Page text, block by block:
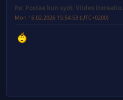
Re: Postaa kun syöt. Viides iteraatio.
Mon 16.02.2026 15:54:53 (UTC+0200)